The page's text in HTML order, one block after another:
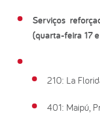
Serviços
(quarta-feira 17
210: La
401: Maipú,